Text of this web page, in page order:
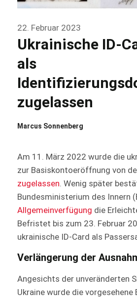
22. Februar 2023
Ukrainische ID-
als
zugelassen
Marcus Sonnenberg
Am 11. März 2022 wurde die
zur Basiskontoeröffnung von
zugelassen. Wenig später
Bundesministerium des Innern
Allgemeinverfügung die
Befristet bis zum 23. Februar
ukrainische ID-Card als
Verlängerung der
Angesichts der unveränderten
Ukraine wurde die